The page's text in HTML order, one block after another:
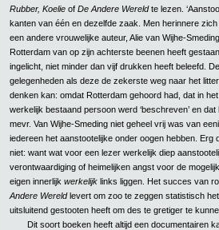
Rubber, Koelie of De Andere Wereldte lezen.
kanten van één en dezelfde zaak. Men herinnere
een andere vrouwelijke auteur, Alie van Wijhe-
Rotterdam van op zijn achterste beenen heeft
ingelicht, niet minder dan vijf drukken heeft beleefd.
gelegenheden als deze de zekerste weg naar het
denken kan: omdat Rotterdam gehoord had, dat in
werkelijk bestaand persoon werd ‘beschreven’ en
mevr. Van Wijhe-Smeding niet geheel vrij was van
iedereen het aanstootelijke onder oogen hebben. Erg
niet: want wat voor een lezer werkelijk diep
verontwaardiging of heimelijken angst voor de
eigen innerlijk werkelijk links liggen. Het succes van
Andere Wereldlevert om zoo te zeggen statistisch
uitsluitend gestooten heeft om des te gretiger te
Dit soort boeken heeft altijd een documentairen